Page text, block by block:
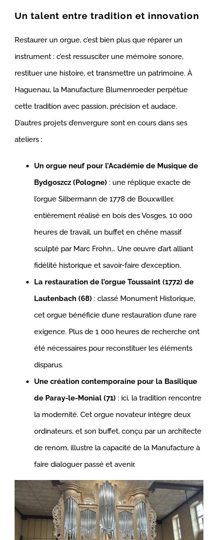
Un talent entre tradition et innovation
Restaurer un orgue, c’est bien plus que réparer un
instrument : c’est ressusciter une mémoire sonore,
restituer une histoire, et transmettre un patrimoine. À
Haguenau, la Manufacture Blumenroeder perpétue
cette tradition avec passion, précision et audace.
D’autres projets d’envergure sont en cours dans ses
ateliers :
Un orgue neuf pour l’Académie de Musique de
Bydgoszcz (Pologne) : une réplique exacte de
l’orgue Silbermann de 1778 de Bouxwiller,
entièrement réalisé en bois des Vosges. 10 000
heures de travail, un buffet en chêne massif
sculpté par Marc Frohn… Une œuvre d’art alliant
fidélité historique et savoir-faire d’exception.
La restauration de l’orgue Toussaint (1772) de
Lautenbach (68) : classé Monument Historique,
cet orgue bénéficie d’une restauration d’une rare
exigence. Plus de 1 000 heures de recherche ont
été nécessaires pour reconstituer les éléments
disparus.
Une création contemporaine pour la Basilique
de Paray-le-Monial (71) : ici, la tradition rencontre
la modernité. Cet orgue novateur intègre deux
ordinateurs, et son buffet, conçu par un architecte
de renom, illustre la capacité de la Manufacture à
faire dialoguer passé et avenir.